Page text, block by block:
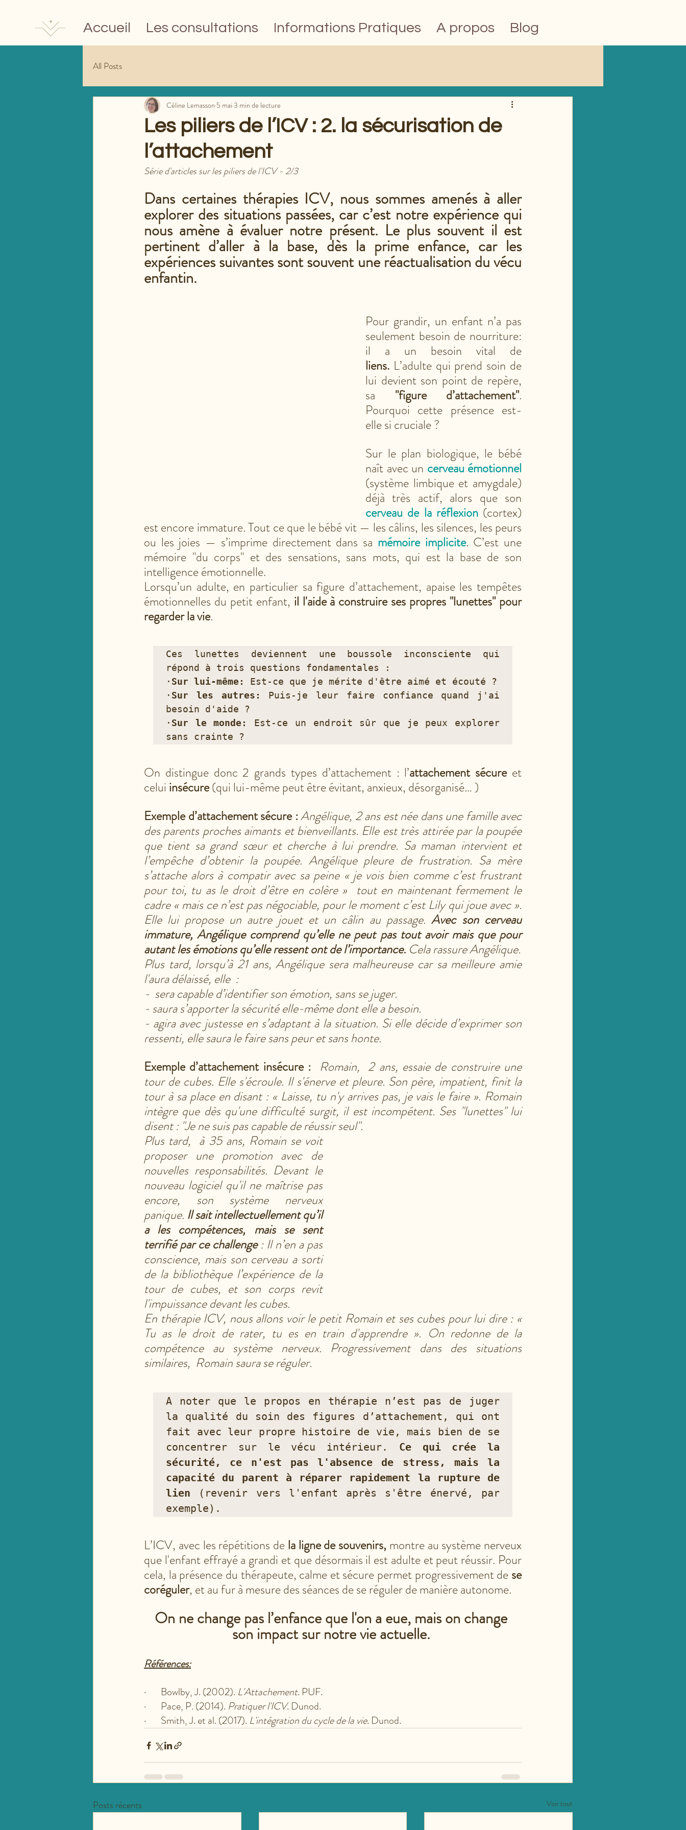
Accueil Les consultations Informations Pratiques A propos Blog
All Posts
Les piliers de l’ICV : 2. la sécurisation de
l’attachement
Céline Lemasson 5 mai 3 min de lecture
Série d'articles sur les piliers de l'ICV - 2/3
Dans certaines thérapies ICV, nous sommes amenés à aller
explorer des situations passées, car c’est notre expérience qui
nous amène à évaluer notre présent. Le plus souvent il est
pertinent d’aller à la base, dès la prime enfance, car les
expériences suivantes sont souvent une réactualisation du vécu
enfantin.
Pour grandir, un enfant n’a pas
seulement besoin de nourriture:
liens. L’adulte qui prend soin de
lui devient son point de repère,
sa "figure d’attachement".
Pourquoi cette présence est-
elle si cruciale ?
Sur le plan biologique, le bébé
naît avec un cerveau émotionnel
(système limbique et amygdale)
cerveau de la réflexion (cortex)
est encore immature. Tout ce que le bébé vit — les câlins, les silences, les peurs
ou les joies — s’imprime directement dans sa mémoire implicite. C’est une
mémoire "du corps" et des sensations, sans mots, qui est la base de son
intelligence émotionnelle.
Lorsqu’un adulte, en particulier sa figure d’attachement, apaise les tempêtes
émotionnelles du petit enfant, il l'aide à construire ses propres "lunettes" pour
regarder la vie.
Ces lunettes deviennent une boussole inconsciente qui
répond à trois questions fondamentales :
· Sur lui-même:
Est-ce que je mérite d'être aimé et écouté ?
· Sur les autres:
Puis-je leur faire confiance quand j'ai
besoin d'aide ?
· Sur le monde: Est-ce un endroit sûr que je peux explorer
sans crainte ?
On distingue donc 2 grands types d’attachement : l’attachement sécure et
celui insécure (qui lui-même peut être évitant, anxieux, désorganisé… )
Exemple d’attachement sécure : Angélique, 2 ans est née dans une famille avec
des parents proches aimants et bienveillants. Elle est très attirée par la poupée
que tient sa grand sœur et cherche à lui prendre. Sa maman intervient et
l’empêche d’obtenir la poupée. Angélique pleure de frustration. Sa mère
s’attache alors à compatir avec sa peine « je vois bien comme c’est frustrant
pour toi, tu as le droit d’être en colère »  tout en maintenant fermement le
cadre « mais ce n’est pas négociable, pour le moment c’est Lily qui joue avec ».
Elle lui propose un autre jouet et un câlin au passage. Avec son cerveau
immature, Angélique comprend qu’elle ne peut pas tout avoir mais que pour
autant les émotions qu’elle ressent ont de l’importance. Cela rassure Angélique.
Plus tard, lorsqu’à 21 ans, Angélique sera malheureuse car sa meilleure amie
l'aura délaissé, elle  :
-  sera capable d’identifier son émotion, sans se juger.
- saura s’apporter la sécurité elle-même dont elle a besoin.
- agira avec justesse en s’adaptant à la situation. Si elle décide d’exprimer son
ressenti, elle saura le faire sans peur et sans honte.
Exemple d’attachement insécure : Romain,  2 ans, essaie de construire une
tour de cubes. Elle s'écroule. Il s'énerve et pleure. Son père, impatient, finit la
tour à sa place en disant : « Laisse, tu n'y arrives pas, je vais le faire ». Romain
intègre que dès qu'une difficulté surgit, il est incompétent. Ses "lunettes" lui
disent : "Je ne suis pas capable de réussir seul".
Plus tard,  à 35 ans, Romain se voit
proposer une promotion avec de
nouvelles responsabilités. Devant le
nouveau logiciel qu'il ne maîtrise pas
encore, son système nerveux
panique. Il sait intellectuellement qu’il
a les compétences, mais se sent
terrifié par ce challenge : Il n’en a pas
conscience, mais son cerveau a sorti
de la bibliothèque l’expérience de la
tour de cubes, et son corps revit
l'impuissance devant les cubes.
En thérapie ICV, nous allons voir le petit Romain et ses cubes pour lui dire : «
Tu as le droit de rater, tu es en train d'apprendre ». On redonne de la
compétence au système nerveux. Progressivement dans des situations
similaires,  Romain saura se réguler.
A noter que le propos en thérapie n’est pas de juger
la qualité du soin des figures d’attachement, qui ont
fait avec leur propre histoire de vie, mais bien de se
concentrer sur le vécu intérieur. Ce qui crée la
sécurité, ce n'est pas l'absence de stress, mais la
capacité du parent à réparer rapidement la rupture de
lien (revenir vers l'enfant après s'être énervé, par
exemple).
L’ICV, avec les répétitions de la ligne de souvenirs, montre au système nerveux
que l'enfant effrayé a grandi et que désormais il est adulte et peut réussir. Pour
cela, la présence du thérapeute, calme et sécure permet progressivement de se
coréguler, et au fur à mesure des séances de se réguler de manière autonome.
On ne change pas l’enfance que l'on a eue, mais on change
son impact sur notre vie actuelle.
Références:
·       Bowlby, J. (2002). L'Attachement. PUF.
·       Pace, P. (2014). Pratiquer l'ICV. Dunod.
·       Smith, J. et al. (2017). L'intégration du cycle de la vie. Dunod.
Posts récents Voir tout